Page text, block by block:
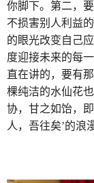
你脚下。第二，
不损害别人利益
的眼光改变自己
度迎接未来的每
直在讲的，要有
棵纯洁的水仙花
协，甘之如饴，
人，吾往矣’的浪